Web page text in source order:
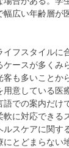
幅広い年齢層が
フスタイルに
ースが多くみ
も多いことか
意している医
語での案内だけ
に対応できる
スケアに関す
とどまらない